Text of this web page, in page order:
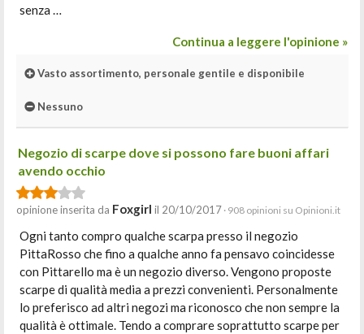
senza …
Continua a leggere l'opinione »
Vasto assortimento, personale gentile e disponibile
Nessuno
Negozio di scarpe dove si possono fare buoni affari
avendo occhio
opinione inserita da Foxgirl il 20/10/2017 · 908 opinioni su Opinioni.it
Ogni tanto compro qualche scarpa presso il negozio
PittaRosso che fino a qualche anno fa pensavo coincidesse
con Pittarello ma è un negozio diverso. Vengono proposte
scarpe di qualità media a prezzi convenienti. Personalmente
lo preferisco ad altri negozi ma riconosco che non sempre la
qualità è ottimale. Tendo a comprare soprattutto scarpe per